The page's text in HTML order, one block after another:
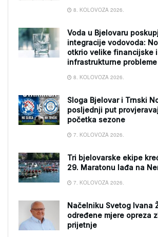
8. KOLOVOZA 2026.
Voda u Bjelovaru
integracije vodovoda:
otkrio velike financijske i
infrastrukturne probleme
8. KOLOVOZA 2026.
Sloga Bjelovar i Trnski
posljednji put
početka sezone
7. KOLOVOZA 2026.
Tri bjelovarske ekipe
29. Maratonu lađa na
7. KOLOVOZA 2026.
Načelniku Svetog Ivana
određene mjere opreza
prijetnje